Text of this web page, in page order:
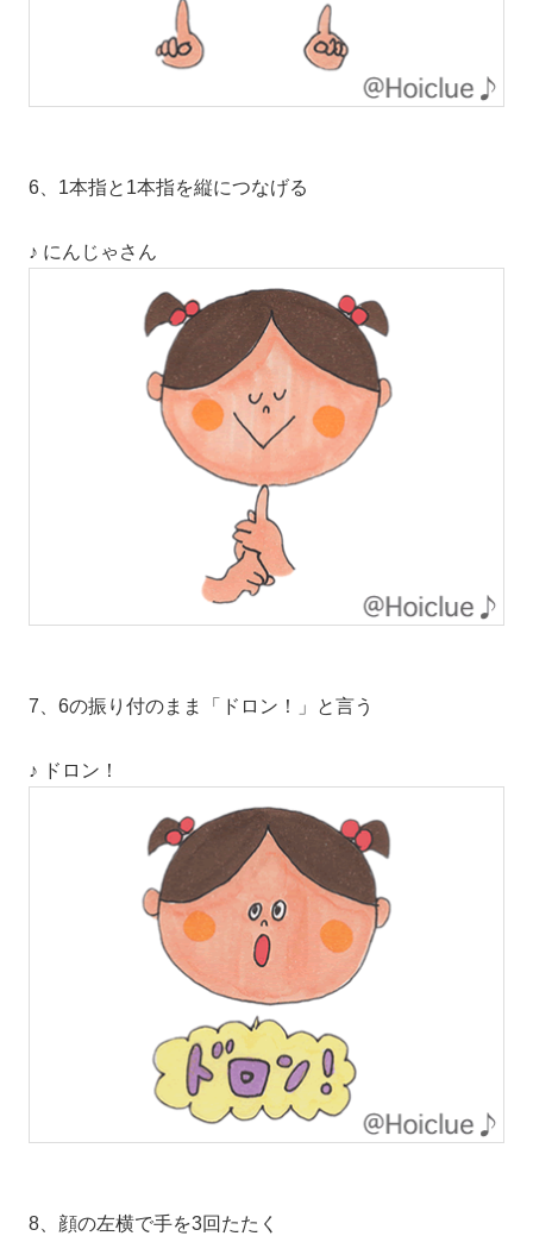
6、1本指と1本指を縦につなげる
♪ にんじゃさん
7、6の振り付のまま「ドロン！」と言う
♪ ドロン！
8、顔の左横で手を3回たたく